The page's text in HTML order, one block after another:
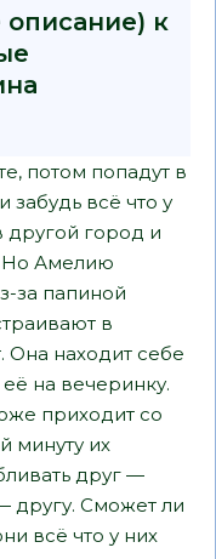
к
потом попадут в
всё что у
другой город и
Но Амелию
за папиной
в
Она находит себе
на вечеринку.
приходит со
минуту их
друг —
другу. Сможет ли
всё что у них